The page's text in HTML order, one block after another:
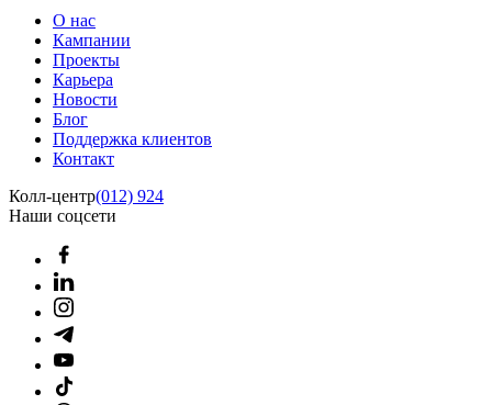
О нас
Кампании
Проекты
Карьера
Новости
Блог
Поддержка клиентов
Контакт
Колл-центр(012) 924
Наши соцсети